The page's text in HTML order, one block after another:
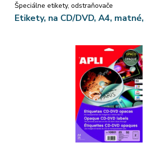
Špeciálne etikety, odstraňovače
Etikety, na CD/DVD, A4,